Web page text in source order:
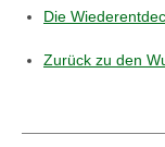
Die
Zurück zu den